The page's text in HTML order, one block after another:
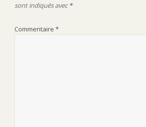
sont indiqués avec*
Commentaire *